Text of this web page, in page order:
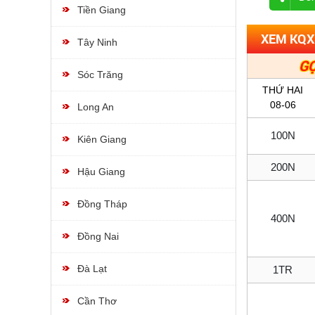
Tiền Giang
Tây Ninh
Sóc Trăng
Long An
Kiên Giang
Hậu Giang
Đồng Tháp
Đồng Nai
Đà Lạt
Cần Thơ
XEM
THỨ HAI
08-06
100N
200N
400N
1TR